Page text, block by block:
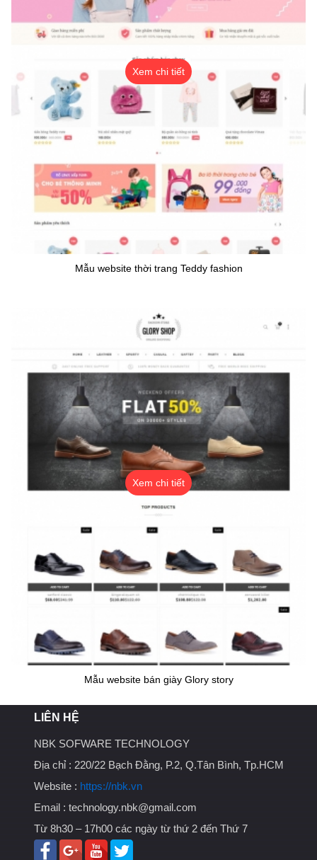
Xem chi tiết
Mẫu website thời trang Teddy fashion
Xem chi tiết
Mẫu website bán giày Glory story
LIÊN HỆ
NBK SOFWARE TECHNOLOGY
Địa chỉ : 220/22 Bạch Đằng, P.2, Q.Tân Bình, Tp.HCM
Website : https://nbk.vn
Email : technology.nbk@gmail.com
Từ 8h30 – 17h00 các ngày từ thứ 2 đến Thứ 7